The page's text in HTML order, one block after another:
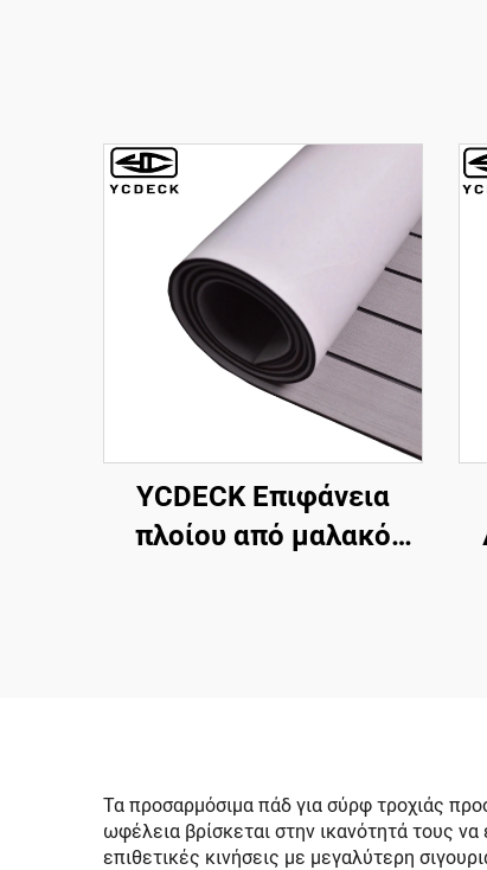
YCDECK Επιφάνεια
πλοίου από μαλακό
πλοία Jon, μηχανικά
πλοία, RV, γιολού, καΐκι,
Τα προσαρμόσιμα πάδ για σύρφ τροχιάς
ωφέλεια βρίσκεται στην ικανότητά τους
επιθετικές κινήσεις με μεγαλύτερη